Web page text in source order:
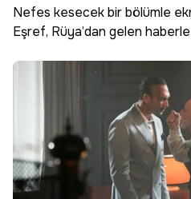
Nefes kesecek bir bölümle
Eşref, Rüya’dan gelen haberle